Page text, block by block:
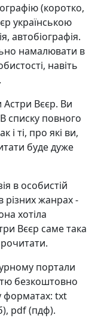
(коротко,
українською
автобіографія.
намалювати в
навіть
Астри Вєєр. Ви
списку повного
і ті, про які ви,
буде дуже
в особистій
різних жанрах -
хотіла
Вєєр саме така
портали
безкоштовно
форматах: txt
pdf (пдф).